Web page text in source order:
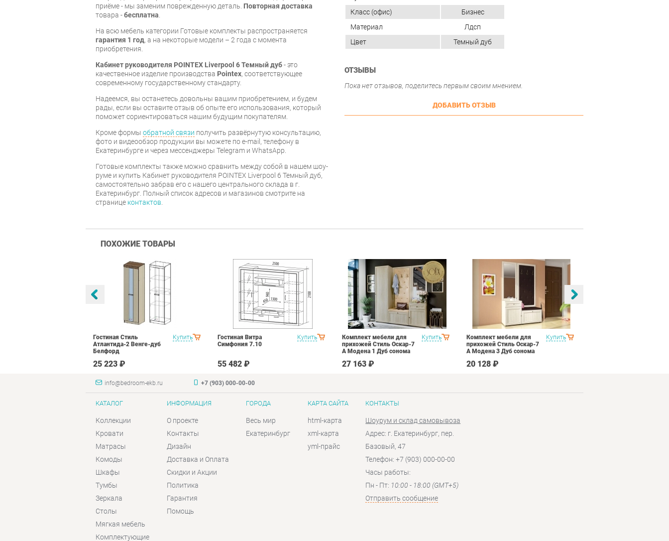
приёме - мы заменим поврежденную деталь. Повторная доставка
товара -бесплатна.
На всю мебель категории Готовые комплекты распространяется
гарантия 1 год, а на некоторые модели – 2 года с момента
приобретения.
Кабинет руководителя POINTEX Liverpool 6 Темный дуб- это
качественное изделие производства Pointex, соответствующее
современному государственному стандарту.
Надеемся, вы останетесь довольны вашим приобретением, и будем
рады, если вы оставите отзыв об опыте его использования, который
поможет сориентироваться нашим будущим покупателям.
Кроме формы обратной связи получить развёрнутую консультацию,
фото и видеообзор продукции вы можете по e-mail, телефону в
Екатеринбурге и через мессенджеры Telegram и WhatsApp.
Готовые комплекты также можно сравнить между собой в нашем шоу-
руме и купить Кабинет руководителя POINTEX Liverpool 6 Темный дуб,
самостоятельно забрав его с нашего центрального склада в г.
Екатеринбург. Полный список адресов и магазинов смотрите на
странице контактов.
Класс (офис)
Бизнес
Материал
Лдсп
Цвет
Темный дуб
ОТЗЫВЫ
Пока нет отзывов, поделитесь первым своим мнением.
ДОБАВИТЬ ОТЗЫВ
ПОХОЖИЕ ТОВАРЫ
Купить
Гостиная Стиль
Атлантида-2 Венге-дуб
Белфорд
25 223 ₽
Купить
Гостиная Витра
Симфония 7.10
55 482 ₽
Купить
Комплект мебели для
прихожей Стиль Оскар-7
А Модена 1 Дуб сонома
27 163 ₽
Купить
Комплект мебели для
прихожей Стиль Оскар-7
А Модена 3 Дуб сонома
20 128 ₽
info@bedroom-ekb.ru +7 (903) 000-00-00
КАТАЛОГ
Коллекции
Кровати
Матрасы
Комоды
Шкафы
Тумбы
Зеркала
Столы
Мягкая мебель
Комплектующие
ИНФОРМАЦИЯ
О проекте
Контакты
Дизайн
Доставка и Оплата
Скидки и Акции
Политика
Гарантия
Помощь
ГОРОДА
Весь мир
Екатеринбург
КАРТА САЙТА
html-карта
xml-карта
yml-прайс
КОНТАКТЫ
Шоурум и склад самовывоза
Адрес: г. Екатеринбург, пер.
Базовый, 47
Телефон: +7 (903) 000-00-00
Часы работы:
Пн - Пт: 10:00 - 18:00 (GMT+5)
Отправить сообщение